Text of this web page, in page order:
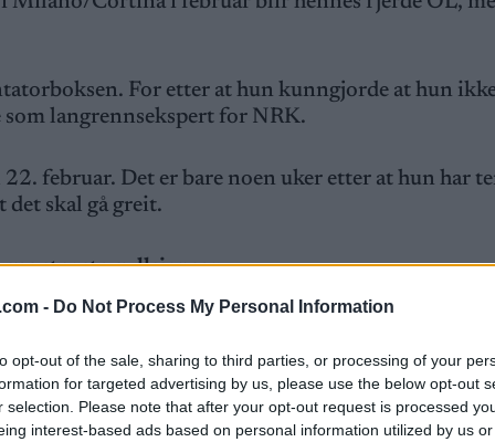
- Do Not Process My Personal Information
opt-out of the sale, sharing to third parties, or processing of your
for targeted advertising by us, please use the below opt-out
selection. Please note that after your opt-out request is processed
interest-based ads based on personal information utilized by us
For etter at hun kunngjorde at hun
langrennsekspert for NRK.
februar. Det er bare noen uker etter at hun har
skal gå greit.
største gullsjanser
men er krystallklar på at ikke noe
Det kaller Johaug dobbeltmoral.